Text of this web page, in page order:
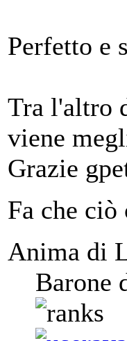
Perfetto e
Tra l'altro
viene
Grazie
Fa che
Anima di
Barone